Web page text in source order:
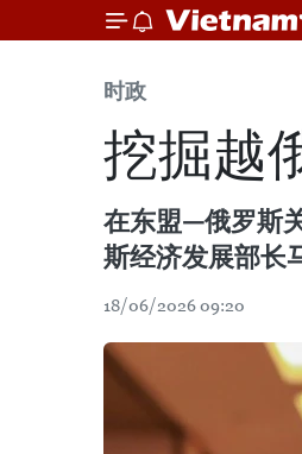
时政
挖掘越
在东盟—俄罗斯
斯经济发展部长
18/06/2026 09:20